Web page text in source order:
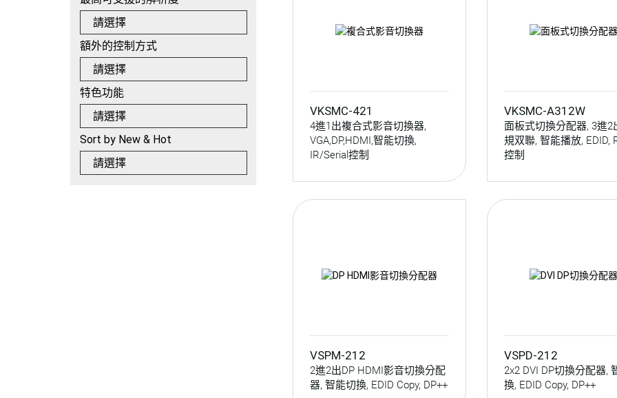
請選擇
額外的控制方式
請選擇
特色功能
請選擇
Sort by New & Hot
請選擇
VKSMC-421
4進1出複合式影音切換器,
VGA,DP,HDMI,智能切換,
IR/Serial控制
VKSMC-A312W
面板式切換分配器, 3進2
規双聯, 智能播放, EDID,
控制
VSPM-212
2進2出DP HDMI影音切換分配
器, 智能切換, EDID Copy, DP++
VSPD-212
2x2 DVI DP切換分配器,
換, EDID Copy, DP++